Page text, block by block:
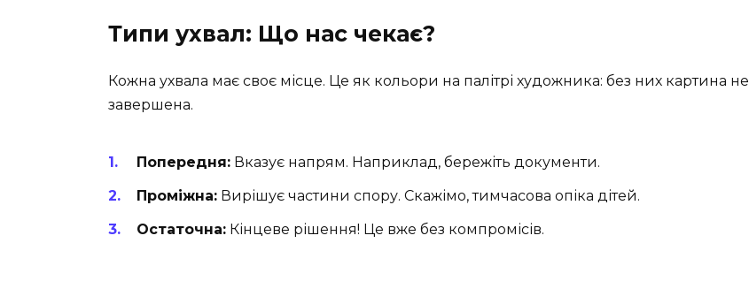
Типи ухвал: Що нас чекає?
Кожна ухвала має своє місце. Це як кольори на палітрі художника: без них картина не
завершена.
Попередня: Вказує напрям. Наприклад, бережіть документи.
Проміжна: Вирішує частини спору. Скажімо, тимчасова опіка дітей.
Остаточна: Кінцеве рішення! Це вже без компромісів.